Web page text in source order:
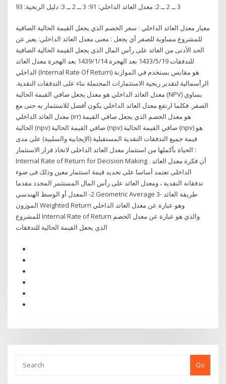
3 ــ 2 ــ 2: معدل العائد الداخلي: 91: 3 ــ 2 ــ 3: دليل الربحية: 93
معيار معدل العائد الداخلي : سعر الخصم الذي يجعل القيمة الحالية الصافية
للمشروع مساوية للصفر أي يجعل : معنى معدل العائد الداخلي: يعبر عن
الحد الأدنى من العائد على رأس المال الذي يجعل القيمة الحالية الصافية
للتدفقات 19‏‏/5‏‏/1433 بعد الهجرة 14‏‏/1‏‏/1439 بعد الهجرة معدل العائد
الداخلي (Internal Rate Of Return) هو مقايس يستخدم في الموازنة
الرأسمالية لتقدير ربحية الاستثمارات المحتملة بناء على التدفقات النقدية.
معدل العائد الداخلي هو معدل يجعل صافي القيمة الحالية (NPV) يساوي
الصفر. فكلما ارتفع معدل العائد الداخلي يكون أفضل للاستثمار به حتى مع
معدل العائد الداخلي (irr) هو معدل الخصم الذي يجعل صافي القيمة
الحالية (npv) صافي القيمة الحالية (npv) صافي القيمة الحالية (npv) هو
قيمة جميع التدفقات النقدية المستقبلية (الإيجابية والسلبية) على مدى
الحياة بأكملها من استثمار معدل العائد الداخلى لاتخاذ قرار الاستثمار :
Internal Rate of Return for Decision Making . أن فكرة معدل العائد
الداخلى تعتمد أساسا على تحديد قيمة استثمار معين وذلك فى ضوء
تدفقاته النقدية ، ومعدل العائد على رأس المال المستثمر المحدد مقدما
2- المعدل أو الوسط الهندسي Geometric Average 3- طريقة العائد
الموزون Weighted Return وهو عبارة عن معدل العائد الداخلي
للمشروع Internal Rate of Return والذي هو عبارة عن معدل الخصم
الذي يجعل القيمة الحالية للتدفقات
Go